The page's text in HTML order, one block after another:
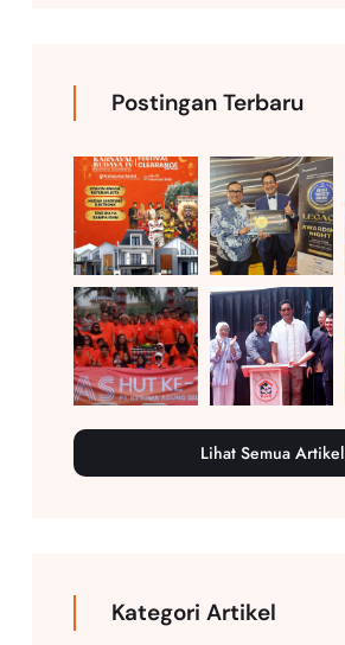
Postingan Terbaru
Lihat Semua Artikel
Kategori Artikel